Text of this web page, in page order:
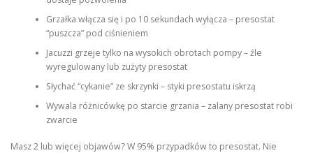
Grzałka włącza się i po 10 sekundach wyłącza – presostat
“puszcza” pod ciśnieniem
Jacuzzi grzeje tylko na wysokich obrotach pompy – źle
wyregulowany lub zużyty presostat
Słychać “cykanie” ze skrzynki – styki presostatu iskrzą
Wywala różnicówkę po starcie grzania – zalany presostat robi
zwarcie
Masz 2 lub więcej objawów? W 95% przypadków to presostat. Nie